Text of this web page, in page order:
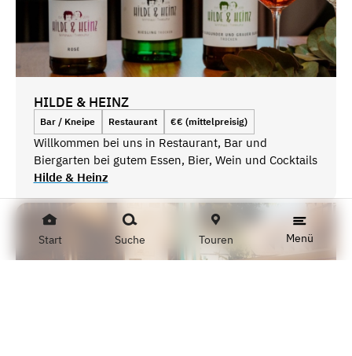
HILDE & HEINZ
Bar / Kneipe Restaurant €€ (mittelpreisig)
Willkommen bei uns in Restaurant, Bar und
Biergarten bei gutem Essen, Bier, Wein und Cocktails
Hilde & Heinz
Start Suche Touren Menü